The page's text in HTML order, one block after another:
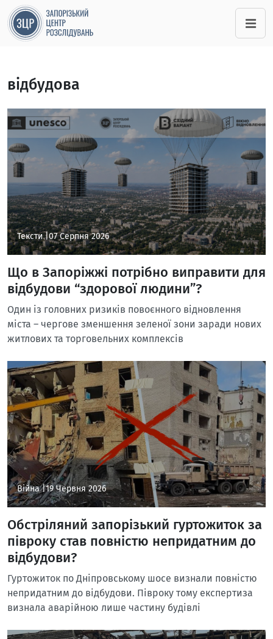
відбудова
Тексти |07 Серпня 2026
Що в Запоріжжі потрібно виправити для
відбудови “здорової людини”?
Один із головних ризиків повоєнного відновлення
міста – чергове зменшення зеленої зони заради нових
житлових та торговельних комплексів
Війна |19 Червня 2026
Обстріляний запорізький гуртожиток за
півроку став повністю непридатним до
відбудови?
Гуртожиток по Дніпровському шосе визнали повністю
непридатним до відбудови. Півроку тому експертиза
визнала аварійною лише частину будівлі